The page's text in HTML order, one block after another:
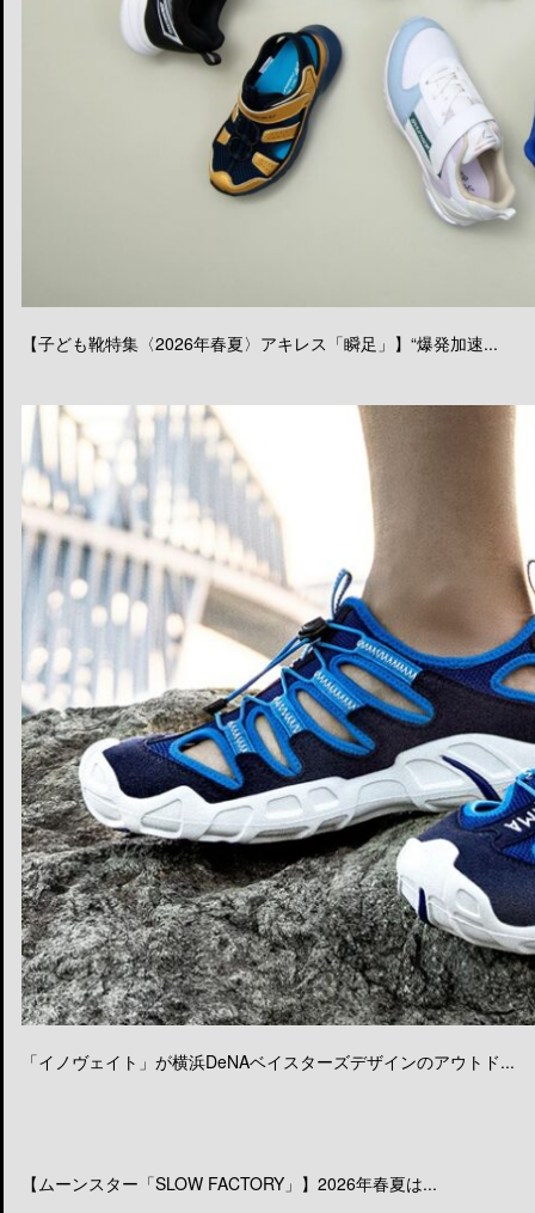
【子ども靴特集〈2026年春夏〉アキレス「瞬足」】“爆発加速...
「イノヴェイト」が横浜DeNAベイスターズデザインのアウトド...
【ムーンスター「SLOW FACTORY」】2026年春夏は...